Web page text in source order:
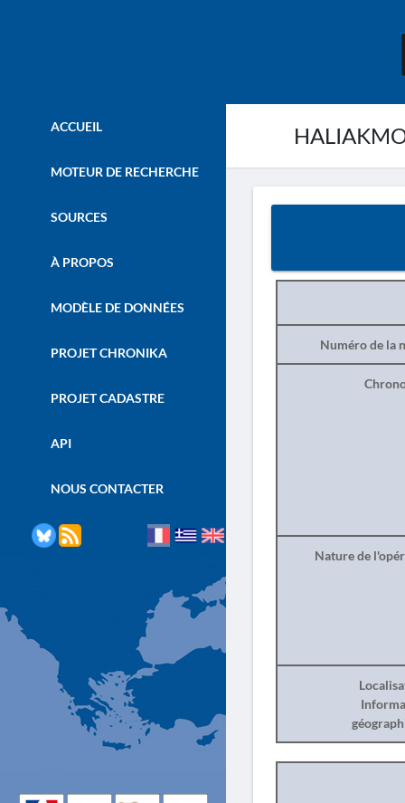
ACCUEIL
MOTEUR DE RECHERCHE
SOURCES
À PROPOS
MODÈLE DE DONNÉES
PROJET CHRONIKA
PROJET CADASTRE
API
NOUS CONTACTER
Numéro de la
Nature de